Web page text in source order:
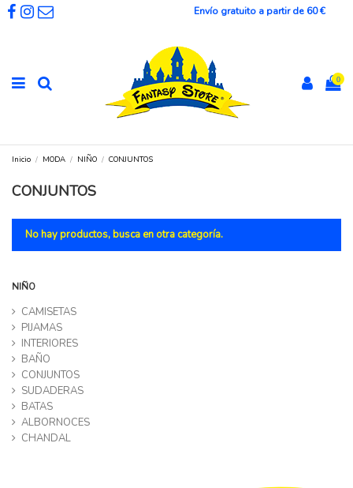
Envío gratuito a partir de 60 €
0
Inicio MODA NIÑO CONJUNTOS
CONJUNTOS
No hay productos, busca en otra categoría.
NIÑO
CAMISETAS
PIJAMAS
INTERIORES
BAÑO
CONJUNTOS
SUDADERAS
BATAS
ALBORNOCES
CHANDAL